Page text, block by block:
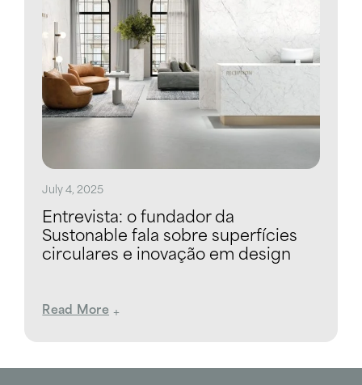
July 4, 2025
Entrevista: o fundador da
Sustonable fala sobre superfícies
circulares e inovação em design
Read More